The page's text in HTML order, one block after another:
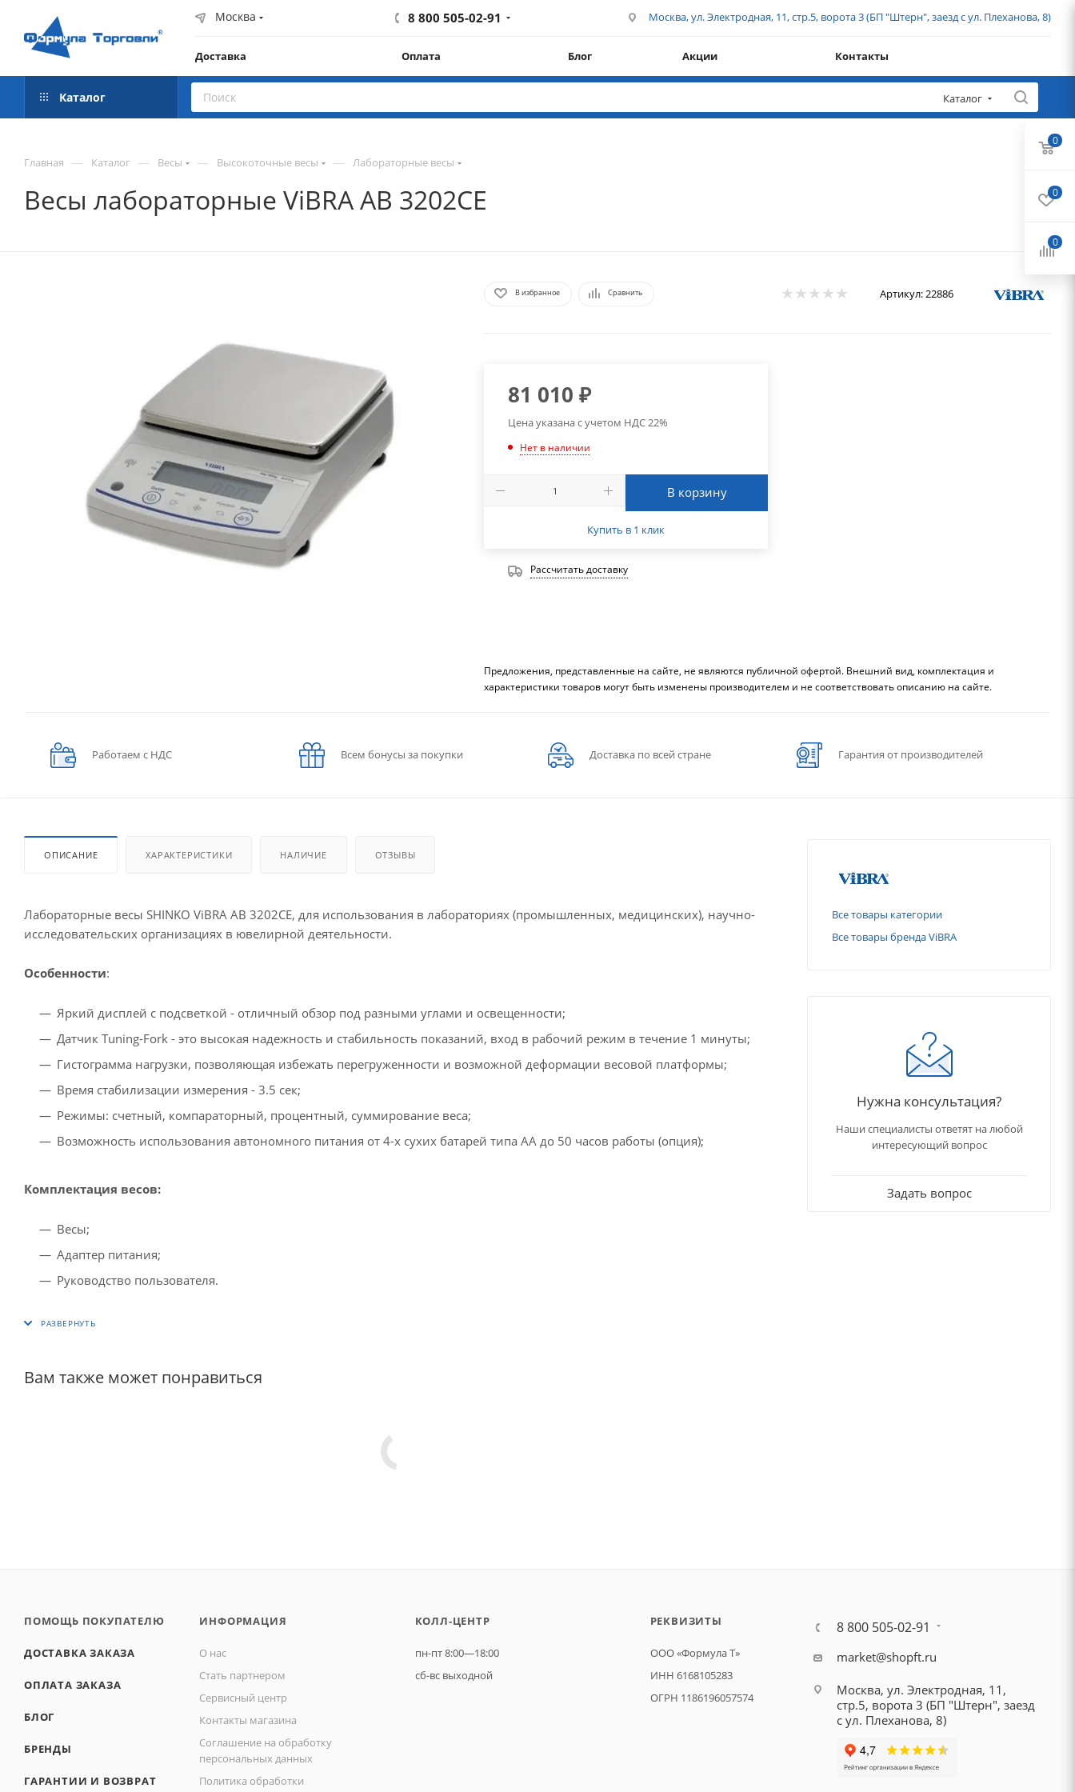
Москва 8 800 505-02-91 Москва, ул. Электродная, 11, стр.5, ворота 3 (БП "Штерн", заезд с ул. Плеханова, 8)
Доставка Оплата Блог Акции Контакты
Каталог Каталог
Главная — Каталог — Весы — Высокоточные весы — Лабораторные весы
Весы лабораторные ViBRA AB 3202CE
В избранное Сравнить Артикул:22886
81 010 ₽
Цена указана с учетом НДС 22%
Нет в наличии
В корзину
Купить в 1 клик
Рассчитать доставку
Предложения, представленные на сайте, не являются публичной офертой. Внешний вид, комплектация и
характеристики товаров могут быть изменены производителем и не соответствовать описанию на сайте.
Работаем с НДС Всем бонусы за покупки Доставка по всей стране Гарантия от производителей
ОПИСАНИЕ ХАРАКТЕРИСТИКИ НАЛИЧИЕ ОТЗЫВЫ
Лабораторные весы SHINKO ViBRA AB 3202CE, для использования в лабораториях (промышленных, медицинских), научно-
исследовательских организациях в ювелирной деятельности.
Особенности:
Яркий дисплей с подсветкой - отличный обзор под разными углами и освещенности;
Датчик Tuning-Fork - это высокая надежность и стабильность показаний, вход в рабочий режим в течение 1 минуты;
Гистограмма нагрузки, позволяющая избежать перегруженности и возможной деформации весовой платформы;
Время стабилизации измерения - 3.5 сек;
Режимы: счетный, компараторный, процентный, суммирование веса;
Возможность использования автономного питания от 4-х сухих батарей типа АА до 50 часов работы (опция);
Комплектация весов:
Весы;
Адаптер питания;
Руководство пользователя.
Вам также может понравиться
Все товары категории
Все товары бренда ViBRA
Нужна консультация?
Наши специалисты ответят на любой
интересующий вопрос
Задать вопрос
ПОМОЩЬ ПОКУПАТЕЛЮ
ДОСТАВКА ЗАКАЗА
ОПЛАТА ЗАКАЗА
БЛОГ
БРЕНДЫ
ГАРАНТИИ И ВОЗВРАТ
ИНФОРМАЦИЯ
О нас
Стать партнером
Сервисный центр
Контакты магазина
Соглашение на обработку
персональных данных
Политика обработки
КОЛЛ-ЦЕНТР
пн-пт 8:00—18:00
сб-вс выходной
РЕКВИЗИТЫ
ООО «Формула Т»
ИНН 6168105283
ОГРН 1186196057574
8 800 505-02-91
market@shopft.ru
Москва, ул. Электродная, 11,
стр.5, ворота 3 (БП "Штерн", заезд
с ул. Плеханова, 8)
0
0
0